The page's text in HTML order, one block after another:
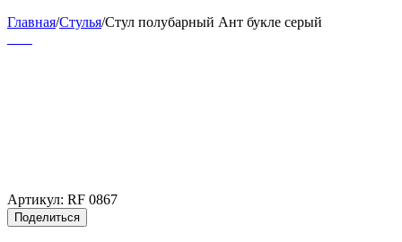
Главная/Стулья/Стул полубарный Ант букле серый
Артикул: RF 0867
Поделиться